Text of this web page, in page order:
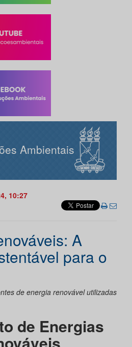
Ambientais
10:27
A
para o
de energia renovável utilizadas
de Energias